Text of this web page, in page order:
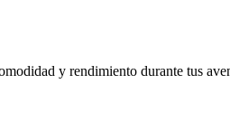
y rendimiento durante tus